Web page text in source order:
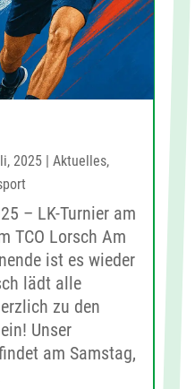
2025| Aktuelles,
– LK-Turnier am
TCO Lorsch Am
ist es wieder
lädt alle
zu den
Unser
am Samstag,